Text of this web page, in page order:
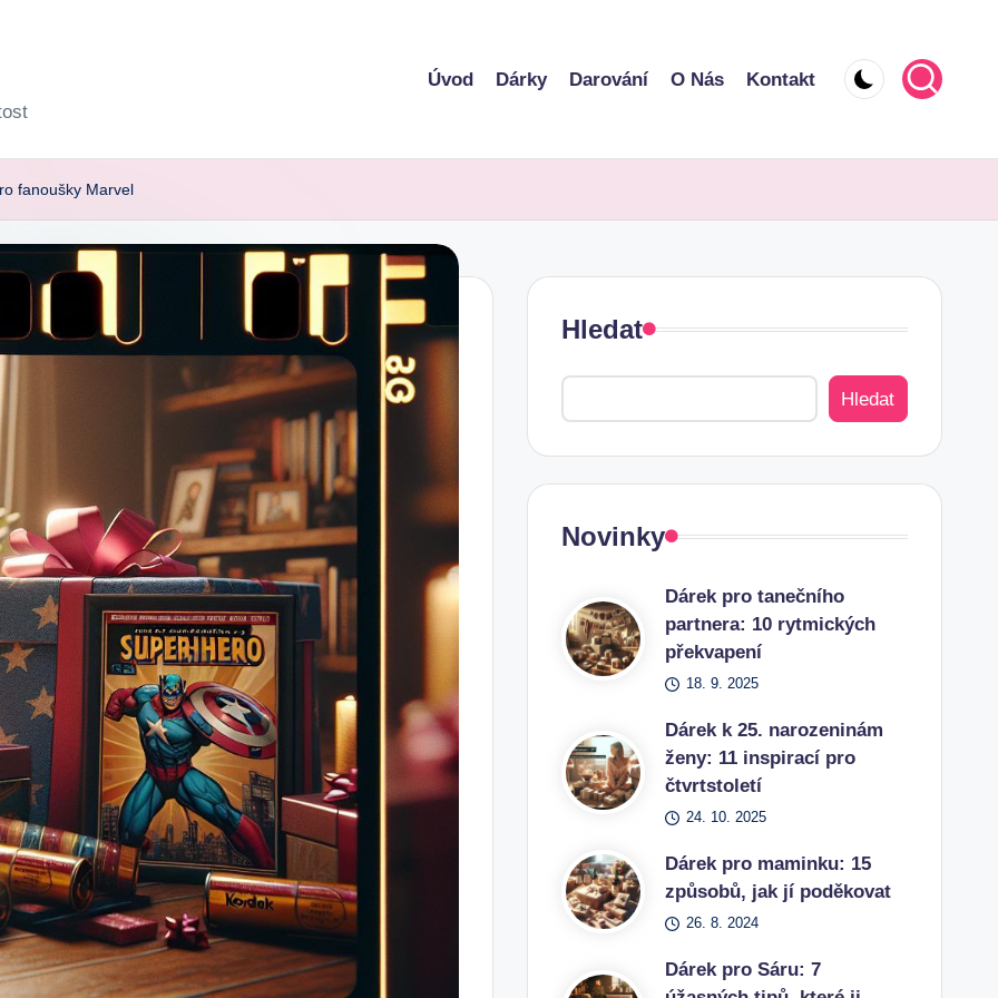
Úvod Dárky Darování O Nás Kontakt
fanoušky Marvel
Hledat
Hledat
Novinky
Dárek pro tanečního
partnera: 10 rytmických
překvapení
18. 9. 2025
Dárek k 25. narozeninám
ženy: 11 inspirací pro
čtvrtstoletí
24. 10. 2025
Dárek pro maminku: 15
způsobů, jak jí poděkovat
26. 8. 2024
Dárek pro Sáru: 7